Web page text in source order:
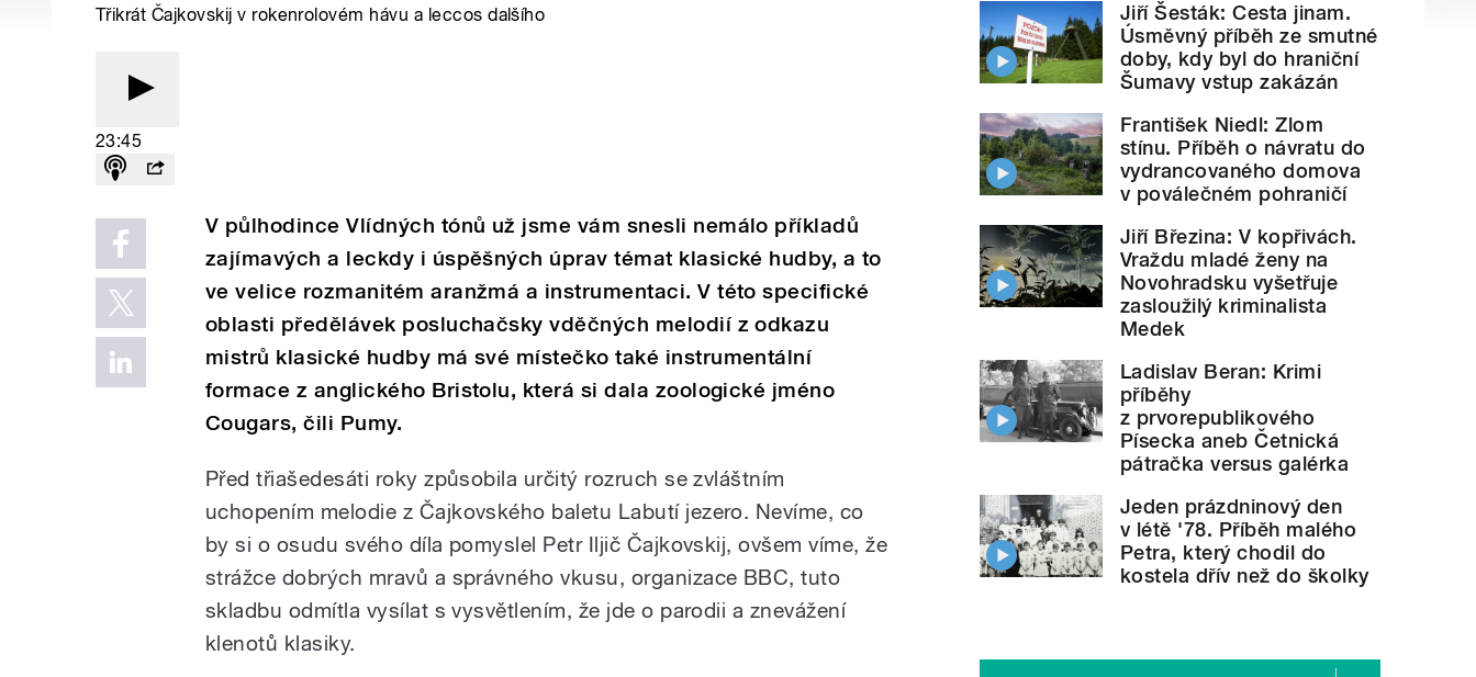
Třikrát Čajkovskij v rokenrolovém hávu a leccos dalšího
23:45
V půlhodince Vlídných tónů už jsme vám snesli nemálo příkladů
zajímavých a leckdy i úspěšných úprav témat klasické hudby, a to
ve velice rozmanitém aranžmá a instrumentaci. V této specifické
oblasti předělávek posluchačsky vděčných melodií z odkazu
mistrů klasické hudby má své místečko také instrumentální
formace z anglického Bristolu, která si dala zoologické jméno
Cougars, čili Pumy.
Před třiašedesáti roky způsobila určitý rozruch se zvláštním
uchopením melodie z Čajkovského baletu Labutí jezero. Nevíme, co
by si o osudu svého díla pomyslel Petr Iljič Čajkovskij, ovšem víme, že
strážce dobrých mravů a správného vkusu, organizace BBC, tuto
skladbu odmítla vysílat s vysvětlením, že jde o parodii a znevážení
klenotů klasiky.
Jiří Šesták: Cesta jinam.
Úsměvný příběh ze smutné
doby, kdy byl do hraniční
Šumavy vstup zakázán
František Niedl: Zlom
stínu. Příběh o návratu do
vydrancovaného domova
v poválečném pohraničí
Jiří Březina: V kopřivách.
Vraždu mladé ženy na
Novohradsku vyšetřuje
zasloužilý kriminalista
Medek
Ladislav Beran: Krimi
příběhy
z prvorepublikového
Písecka aneb Četnická
pátračka versus galérka
Jeden prázdninový den
v létě '78. Příběh malého
Petra, který chodil do
kostela dřív než do školky